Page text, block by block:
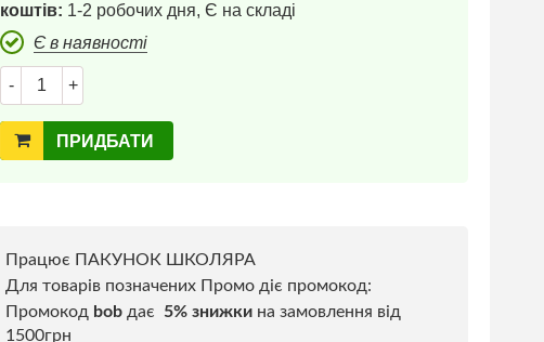
коштів: 1-2 робочих дня, Є на складі
Є в наявності
- +
ПРИДБАТИ
Працює ПАКУНОК ШКОЛЯРА
Для товарів позначених Промо діє промокод:
Промокод bob дає 5% знижки на замовлення від
1500грн